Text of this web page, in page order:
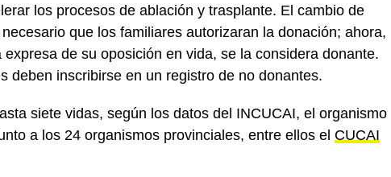
los procesos de ablación y trasplante. El cambio de
que los familiares autorizaran la donación; ahora,
de su oposición en vida, se la considera donante.
deben inscribirse en un registro de no donantes.
siete vidas, según los datos del INCUCAI, el organismo
a los 24 organismos provinciales, entre ellos el CUCAI